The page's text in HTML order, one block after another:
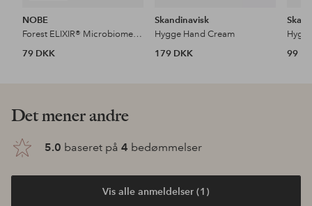
NOBE
Forest ELIXIR® Microbiome Repairing Hand Cream 50 Ml
79 DKK
Skandinavisk
Hygge Hand Cream
179 DKK
99
Det mener andre
5.0 baseret på 4 bedømmelser
Vis alle anmeldelser (1)